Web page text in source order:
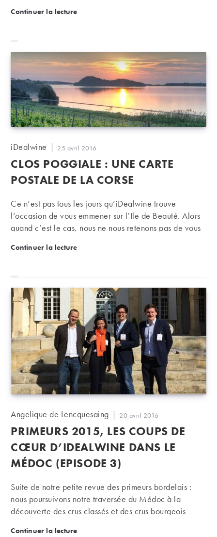
et au sein des appellations satellites.
Continuer la lecturePrimeurs 2015 à Bordeaux : Saint-Emilion,
Auteur/autrice
la
publication :
iDealwine
Publication
publiée :
25 avril 2016
CLOS POGGIALE : UNE CARTE
POSTALE DE LA CORSE
Ce n’est pas tous les jours qu’iDealwine trouve
l’occasion de vous emmener sur l’Ile de Beauté. Alors
quand c’est le cas, nous ne nous retenons pas de vous
terroir. Aujourd’hui, direction la Haute Corse avec le
Continuer la lectureClos Poggiale : une carte postale de la Corse
Auteur/autrice
la
publication :
Angelique de Lencquesaing
Publication
publiée :
20 avril 2016
PRIMEURS 2015, LES COUPS DE
CŒUR D’IDEALWINE DANS LE
MÉDOC (EPISODE 3)
Suite de notre petite revue des primeurs bordelais :
nous poursuivons notre traversée du Médoc à la
découverte des crus classés et des crus bourgeois
Continuer la lecturePrimeurs 2015, les coups de cœur d’iDealwine